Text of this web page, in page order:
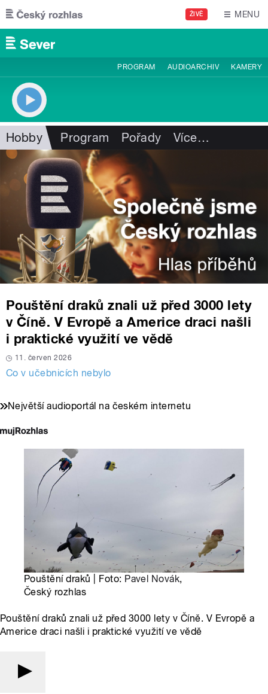
Přejít k hlavnímu obsahu
ŽIVĚ MENU
PROGRAM AUDIOARCHIV KAMERY
Hobby Program Pořady Více…
Pouštění draků znali už před 3000 lety
v Číně. V Evropě a Americe draci našli
i praktické využití ve vědě
11. červen 2026
Co v učebnicích nebylo
Největší audioportál na českém internetu
Pouštění draků | Foto: Pavel Novák,
Český rozhlas
Pouštění draků znali už před 3000 lety v Číně. V Evropě a
Americe draci našli i praktické využití ve vědě